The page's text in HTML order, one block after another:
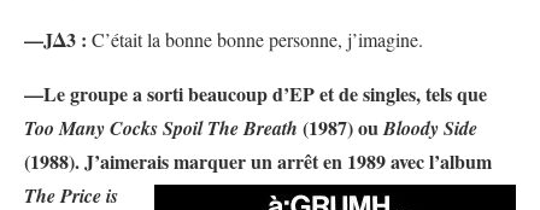
—JΔ3 : C’était la bonne bonne personne, j’imagine.
—Le groupe a sorti beaucoup d’EP et de singles, tels que
Too Many Cocks Spoil The Breath (1987) ouBloody Side
(1988). J’aimerais marquer un arrêt en 1989 avec l’album
The Price is